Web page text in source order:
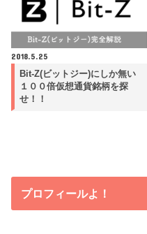
2018.5.25
Bit-Z(ビットジー)にしか無い
１００倍仮想通貨銘柄を探
せ！！
プロフィールよ！